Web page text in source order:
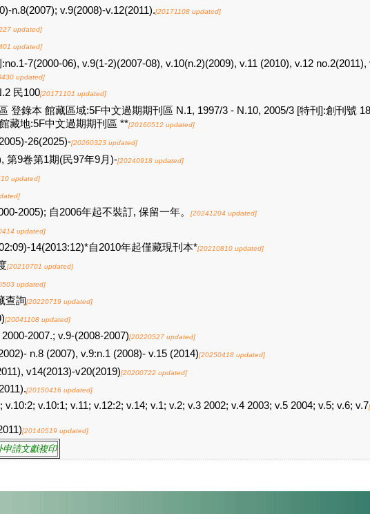
n.8(2007); v.9(2008)-v.12(2011).[20171108 updated]
updated]
updated]
7(2000-06), v.9(1-2)(2007-08), v.10(n.2)(2009), v.11 (2010), v.12 no.2(2011),
updated]
民100[20171101 updated]
登錄本 館藏區域:5F中文過期期刊區 N.1, 1997/3 - N.10, 2005/3 [特刊]:創刊號
藏地:5F中文過期期刊區 **[20160512 updated]
26(2025)-[20260323 updated]
第9卷第1期(民97年9月)-[20240918 updated]
updated]
2005); 自2006年起不裝訂, 保留一年。 [20241204 updated]
updated]
14(2013:12)*自2010年起僅藏現刊本*[20210810 updated]
[20210701 updated]
updated]
查詢[20220719 updated]
[20041108 updated]
2007.; v.9-(2008-2007)[20220527 updated]
n.8 (2007), v.9:n.1 (2008)- v.15 (2014)[20250418 updated]
v14(2013)-v20(2019)[20200722 updated]
[20150416 updated]
v.10:2; v.10:1; v.11; v.12:2; v.14; v.1; v.2; v.3 2002; v.4 2003; v.5 2004; v.5; v.6; v.7
[20140519 updated]
申請文獻複印